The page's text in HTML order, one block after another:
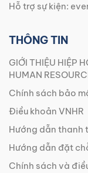
Hỗ trợ sự kiện:
THÔNG TIN
GIỚI THIỆU HIỆP
HUMAN
Chính sách bảo
Điều khoản VNHR
Hướng dẫn thanh
Hướng dẫn đặt
Chính sách và